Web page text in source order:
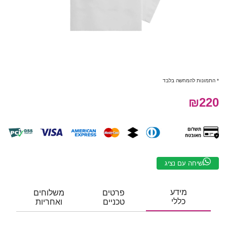
* התמונות להמחשה בלבד
₪220
שיחה עם נציג
מידע
כללי
פרטים
טכניים
משלוחים
ואחריות